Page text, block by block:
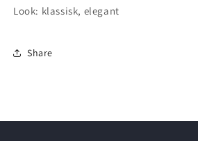
Look: klassisk, elegant
Share